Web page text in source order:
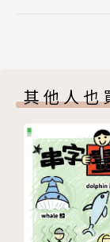
理論和實務兼
聞英文」和「
剖析新聞的「
並介紹翻譯新
文」不僅只是
教學，帶領讀
新聞英文的素
2 套語 (Set
4 典故詞
5 習語
6 其他專業領
7 外文詞語
8 政治正確
其他人也